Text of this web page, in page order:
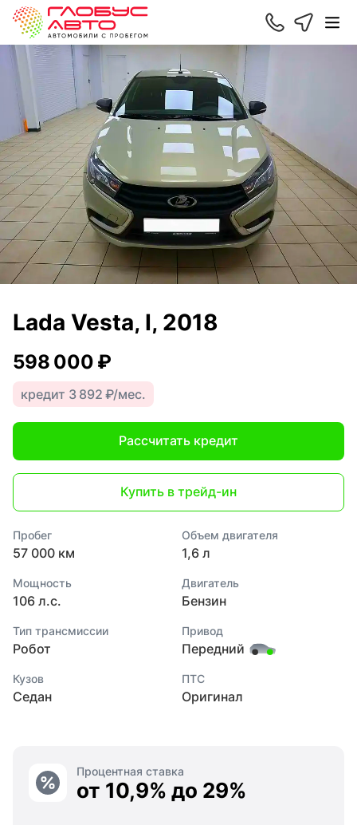
Lada Vesta, I, 2018
598 000 ₽
кредит 3 892 ₽/мес.
Рассчитать кредит
Купить в трейд-ин
Пробег
57 000 км
Объем двигателя
1,6 л
Мощность
106 л.с.
Двигатель
Бензин
Тип трансмиссии
Робот
Привод
Передний
Кузов
Седан
ПТС
Оригинал
Процентная ставка
от 10,9% до 29%